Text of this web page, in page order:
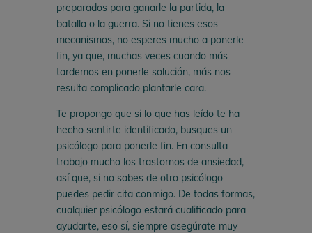
preparados para ganarle la partida, la
batalla o la guerra. Si no tienes esos
mecanismos, no esperes mucho a ponerle
fin, ya que, muchas veces cuando más
tardemos en ponerle solución, más nos
resulta complicado plantarle cara.
Te propongo que si lo que has leído te ha
hecho sentirte identificado, busques un
psicólogo para ponerle fin. En consulta
trabajo mucho los trastornos de ansiedad,
así que, si no sabes de otro psicólogo
puedes pedir cita conmigo. De todas formas,
cualquier psicólogo estará cualificado para
ayudarte, eso sí, siempre asegúrate muy